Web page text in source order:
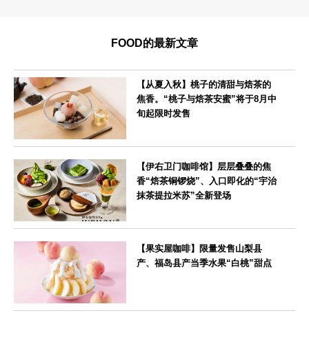
FOOD的最新文章
【从夏入秋】桃子的清甜与焙茶的
焦香。“桃子与焙茶安蜜”将于8月中
旬起限时发售
【伊右卫门咖啡馆】层层叠叠的焦
香“焙茶铜锣烧”、入口即化的“宇治
抹茶提拉米苏”全新登场
【果实屋咖啡】限量发售山梨县
产、福岛县产当季水果“白桃”甜点